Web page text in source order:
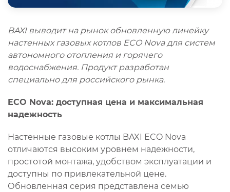
BAXI выводит на рынок обновленную линейку
настенных газовых котлов ECO Nova для систем
автономного отопления и горячего
водоснабжения. Продукт разработан
специально для российского рынка.
ECO Nova: доступная цена и максимальная
надежность
Настенные газовые котлы BAXI ECO Nova
отличаются высоким уровнем надежности,
простотой монтажа, удобством эксплуатации и
доступны по привлекательной цене.
Обновленная серия представлена семью